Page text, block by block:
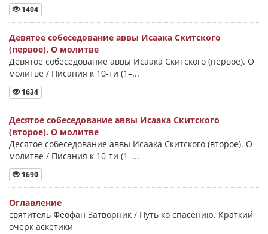
1404
Девятое собеседование аввы Исаака Скитского
(первое). О молитве
Девятое собеседование аввы Исаака Скитского (первое). О
молитве / Писания к 10-ти (1–...
1634
Десятое собеседование аввы Исаака Скитского
(второе). О молитве
Десятое собеседование аввы Исаака Скитского (второе). О
молитве / Писания к 10-ти (1–...
1690
Оглавление
святитель Феофан Затворник / Путь ко спасению. Краткий
очерк аскетики